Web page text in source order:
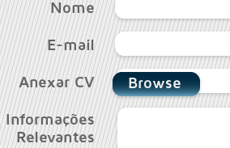
Nome
E-mail
Anexar CV Browse
Informações
Relevantes